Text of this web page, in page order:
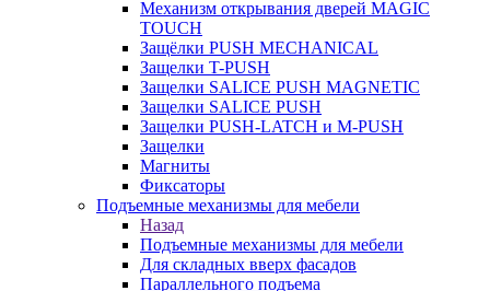
Механизм открывания дверей MAGIC
TOUCH
Защёлки PUSH MECHANICAL
Защелки T-PUSH
Защелки SALICE PUSH MAGNETIC
Защелки SALICE PUSH
Защелки PUSH-LATCH и M-PUSH
Защелки
Магниты
Фиксаторы
Подъемные механизмы для мебели
Назад
Подъемные механизмы для мебели
Для складных вверх фасадов
Параллельного подъема